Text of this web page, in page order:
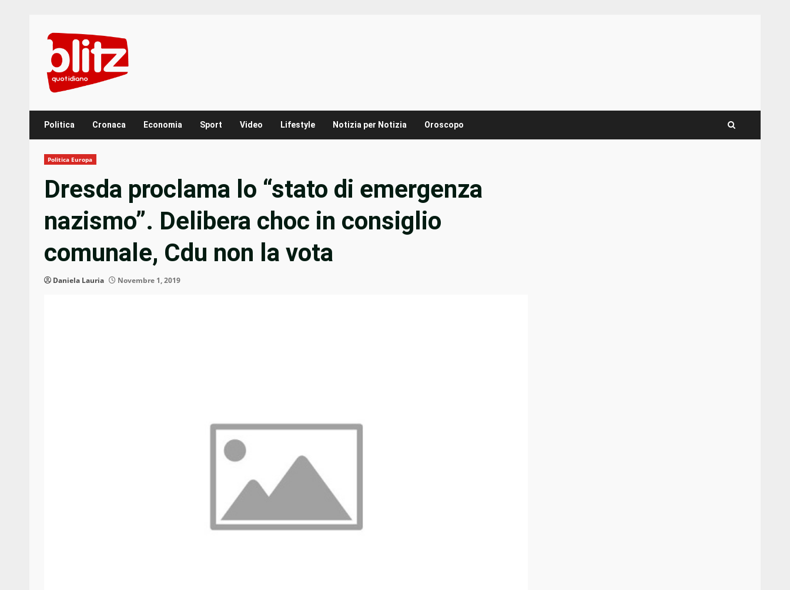
content
Politica Cronaca Economia Sport Video Lifestyle Notizia per Notizia Oroscopo
Politica Europa
Dresda proclama lo “stato di emergenza
nazismo”. Delibera choc in consiglio
comunale, Cdu non la vota
Daniela Lauria Novembre 1, 2019